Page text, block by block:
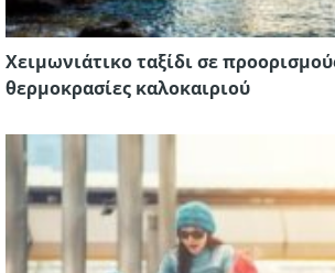
Χειμωνιάτικο ταξίδι σε
θερμοκρασίες καλοκαιριού